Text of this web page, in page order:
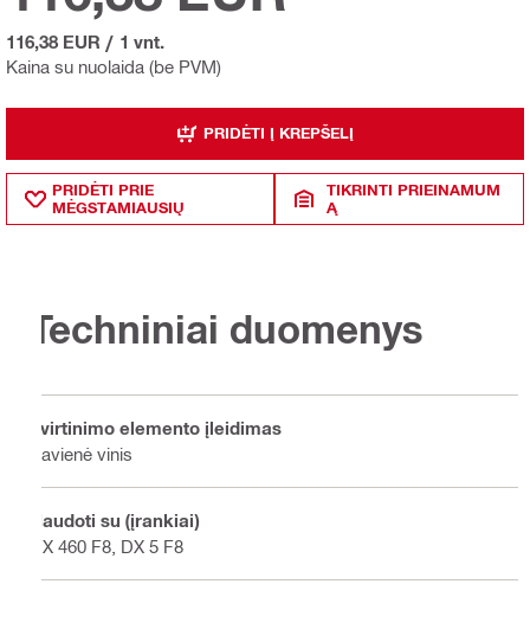
Kaina su nuolaida (be PVM)
116,38 EUR / 1 vnt.
PRIDĖTI Į KREPŠELĮ
PRIDĖTI PRIE
MĖGSTAMIAUSIŲ
TIKRINTI PRIEINAMUM
Ą
Techniniai duomenys
Tvirtinimo elemento įleidimas
Pavienė vinis
Naudoti su (įrankiai)
DX 460 F8, DX 5 F8